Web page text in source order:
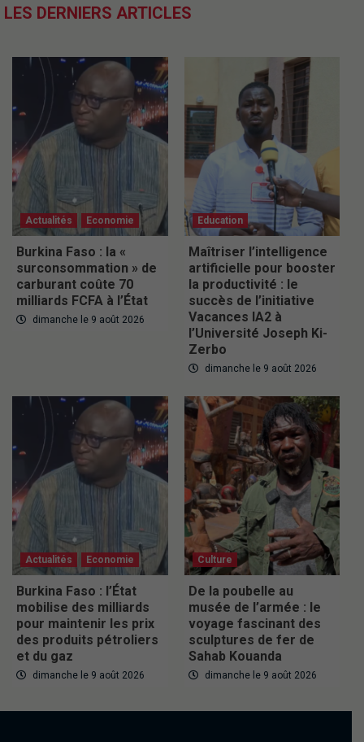
LES DERNIERS ARTICLES
Actualités Economie
Burkina Faso : la «
surconsommation » de
carburant coûte 70
milliards FCFA à l’État
dimanche le 9 août 2026
Education
Maîtriser l’intelligence
artificielle pour booster
la productivité : le
succès de l’initiative
Vacances IA2 à
l’Université Joseph Ki-
Zerbo
dimanche le 9 août 2026
Actualités Economie
Burkina Faso : l’État
mobilise des milliards
pour maintenir les prix
des produits pétroliers
et du gaz
dimanche le 9 août 2026
Culture
De la poubelle au
musée de l’armée : le
voyage fascinant des
sculptures de fer de
Sahab Kouanda
dimanche le 9 août 2026